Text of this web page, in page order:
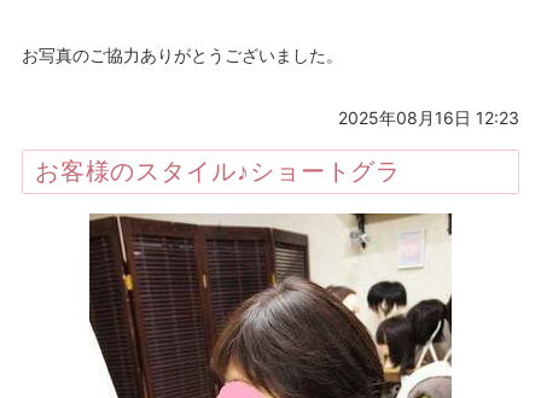
お写真のご協力ありがとうございました。
2025年08月16日 12:23
お客様のスタイル♪ショートグラ